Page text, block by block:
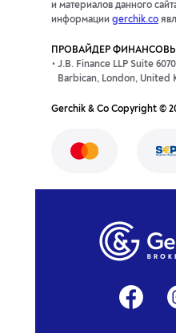
и материалов данного
информации gerchik.co
ПРОВАЙДЕР
J.B. Finance LLP Suite
Barbican, London, United
Gerchik & Co Copyright ©